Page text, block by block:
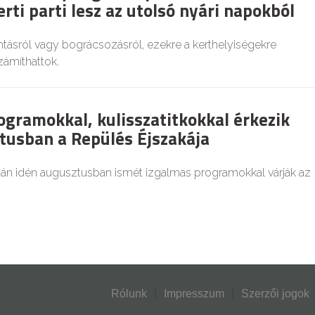
parti lesz az utolsó nyári napokból
vagy bográcsozásról, ezekre a kerthelyiségekre
kulisszatitkokkal érkezik
a Repülés Éjszakája
idén augusztusban ismét izgalmas programokkal várják az
Rólunk Impresszum Szerzői jogok